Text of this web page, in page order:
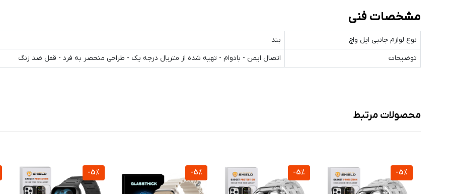
مشخصات فنی
نوع لوازم جانبی اپل واچ
بند
توضیحات
اتصال ایمن - بادوام - تهیه شده از متریال درجه یک - طراحی منحصر به فرد - قفل ضد زنگ
محصولات مرتبط
-5%
-5%
-5%
-5%